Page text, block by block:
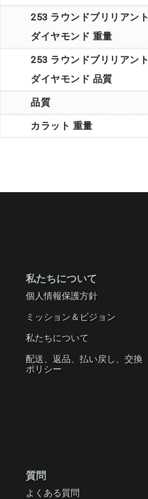
253 ラウンドブリリアント
ダイヤモンド 重量
253 ラウンドブリリアント
ダイヤモンド 品質
品質
カラット 重量
私たちについて
個人情報保護方針
ミッション＆ビジョン
私たちについて
配送、返品、払い戻し、交換
ポリシー
質問
よくある質問